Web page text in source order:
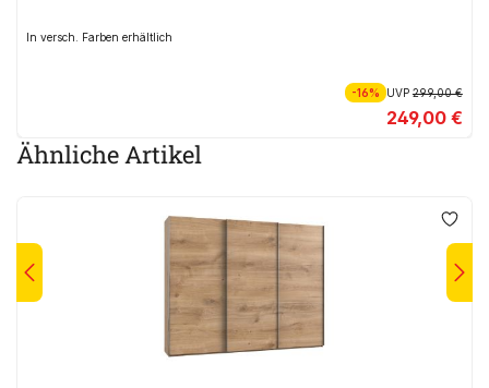
In versch. Farben erhältlich
-16% UVP299,00 €
249,00 €
Ähnliche Artikel